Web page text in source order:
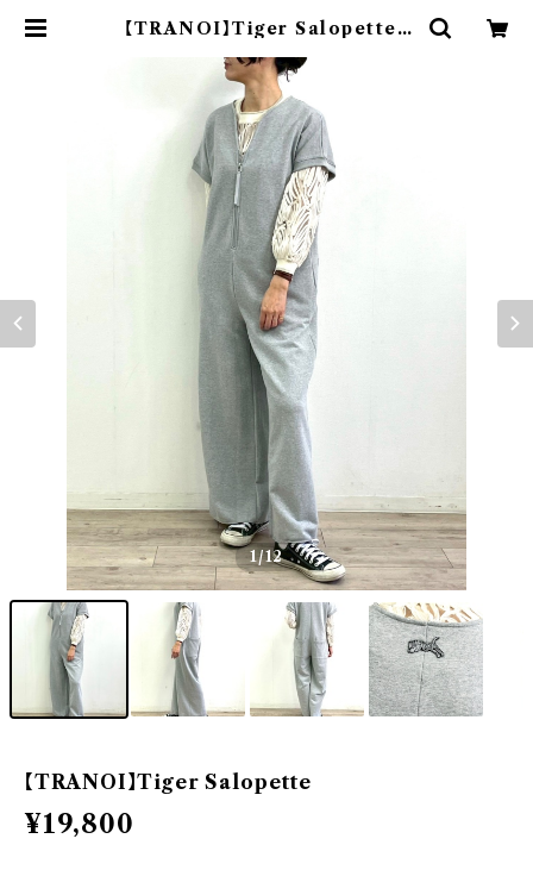
【TRANOI】Tiger Salopette |
1/12
【TRANOI】Tiger Salopette
¥19,800